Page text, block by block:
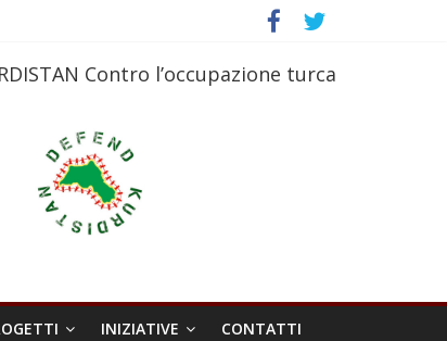
Contro l’occupazione turca
INIZIATIVE CONTATTI